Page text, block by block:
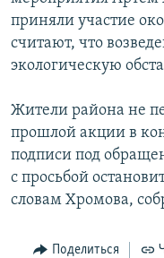
Все сайты РСЕ/РС
приняли участие
считают, что
экологическую
Жители района не
прошлой акции в
подписи под
с просьбой
словам Хромова,
Поделиться